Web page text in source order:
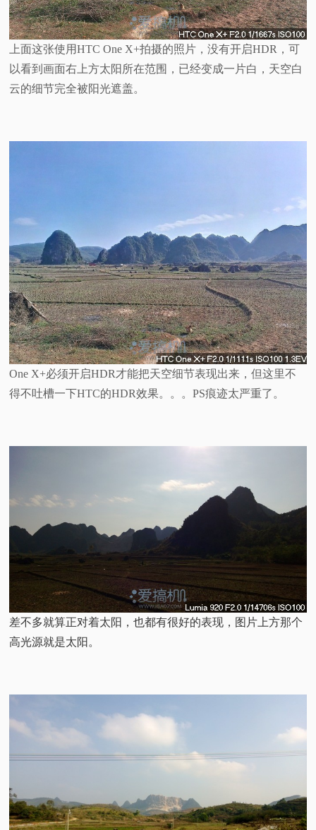
上面这张使用HTC One X+拍摄的照片，没有开启HDR，可
以看到画面右上方太阳所在范围，已经变成一片白，天空白
云的细节完全被阳光遮盖。
One X+必须开启HDR才能把天空细节表现出来，但这里不
得不吐槽一下HTC的HDR效果。。。PS痕迹太严重了。
差不多就算正对着太阳，也都有很好的表现，图片上方那个
高光源就是太阳。